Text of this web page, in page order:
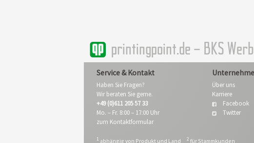
printingpoint.de – BKS
Service & Kontakt
Haben Sie Fragen?
Wir beraten Sie gerne.
+49 (0)611 205 57 33
Mo. – Fr. 8:00 – 17:00 Uhr
zum Kontaktformular
Über uns
Karriere
Facebook
Twitter
1 abhängig von Produkt und Land 2 für Stammkunden